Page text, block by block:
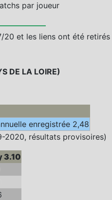
par joueur
20 et les liens ont été retirés
DE LA LOIRE)
enregistrée 2,48
2020, résultats provisoires)
3.10